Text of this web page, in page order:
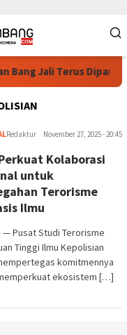
Bang Jali Terus
Redaktur
November 27, 2025 - 20:45
Kolaborasi
untuk
Terorisme
Ilmu
— Pusat Studi Terorisme
Tinggi Ilmu Kepolisian
komitmennya
ekosistem […]